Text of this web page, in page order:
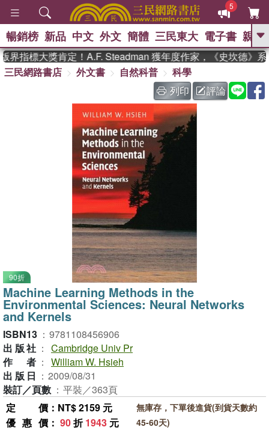
5
GO
熱搜： 東野圭吾 、
The Odyssey 、 父親節 、 如果歷
史是一群喵 、 暑期推薦 、 國際布克
獎 臺灣漫遊錄 、 方念華
登輝時代 、 數學女孩：黎曼猜想
偉大的迷走神經
暢銷榜 新品 中文 外文 簡體 三民東大 電子書 親子
指標大獎肯定！A.F. Steadman 獲年度作家，《史坎德》系
三民網路書店
外文書 自然科普
科學
列印
評論
90折
Machine Learning Methods in the
Environmental Sciences: Neural Networks
and Kernels
ISBN13 ： 9781108456906
出版社 ： Cambridge Univ Pr
作者 ： William W. Hsieh
出版日 ： 2009/08/31
裝訂／頁數 ： 平裝／363頁
定價 ：NT$ 2159 元
優惠價 ： 90折1943 元
無庫存，下單後進貨(到貨天數約
45-60天)